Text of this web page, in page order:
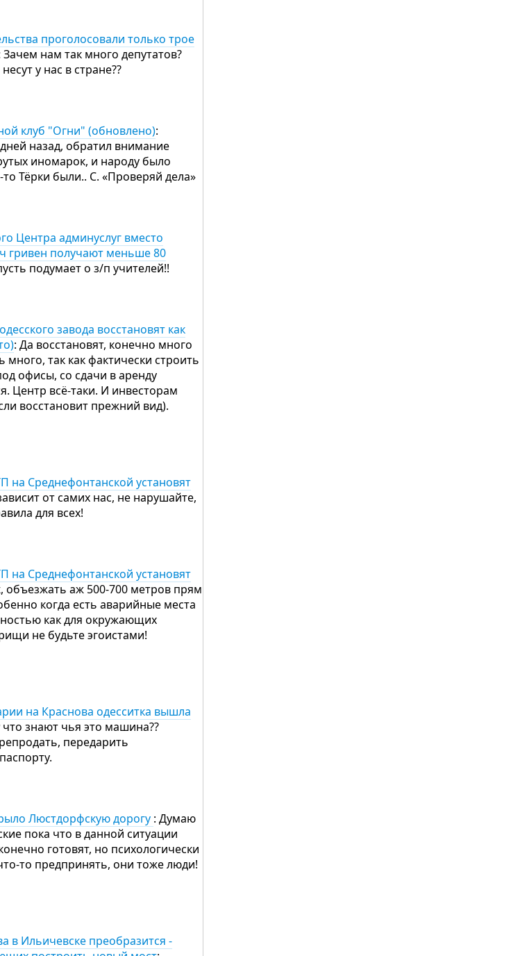
проголосовали только трое
Зачем нам так много депутатов?
у нас в стране??
клуб "Огни" (обновлено):
назад, обратил внимание
иномарок, и народу было
Тёрки были.. С. «Проверяй дела»
Центра админуслуг вместо
гривен получают меньше 80
подумает о з/п учителей!!
завода восстановят как
: Да восстановят, конечно много
много, так как фактически строить
офисы, со сдачи в аренду
Центр всё-таки. И инвесторам
восстановит прежний вид).
на Среднефонтанской установят
от самих нас, не нарушайте,
для всех!
на Среднефонтанской установят
объезжать аж 500-700 метров прям
когда есть аварийные места
как для окружающих
не будьте эгоистами!
на Краснова одесситка вышла
что знают чья это машина??
передарить
Люстдорфскую дорогу : Думаю
пока что в данной ситуации
готовят, но психологически
то предпринять, они тоже люди!
в Ильичевске преобразится -